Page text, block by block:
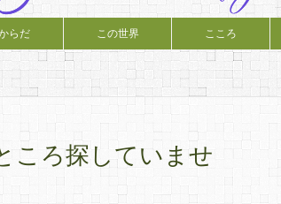
らだ この世界 こころ
ころ探していませ